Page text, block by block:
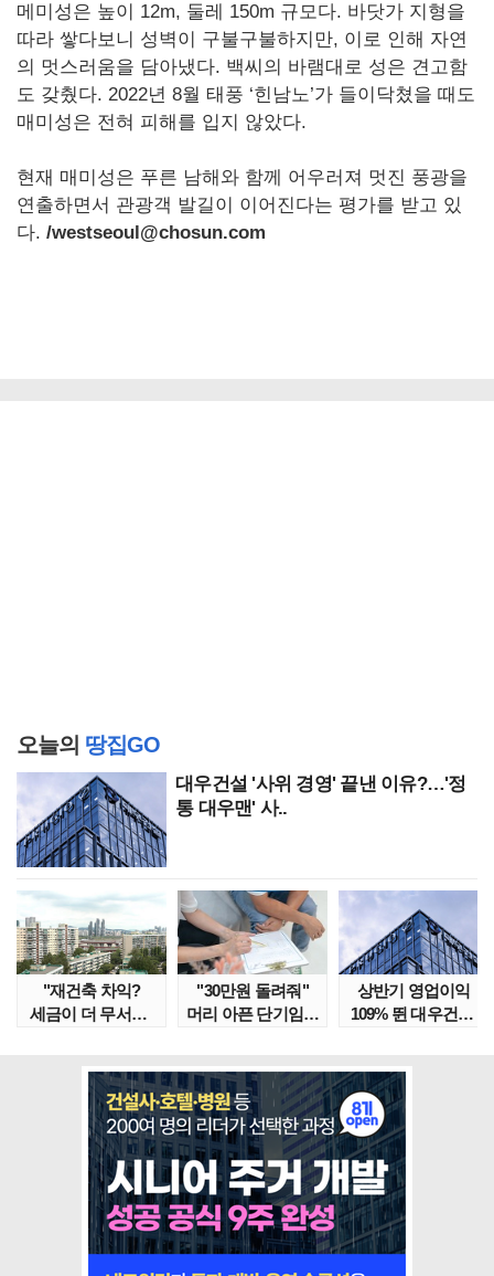
메미성은 높이 12m, 둘레 150m 규모다. 바닷가 지형을
따라 쌓다보니 성벽이 구불구불하지만, 이로 인해 자연
의 멋스러움을 담아냈다. 백씨의 바램대로 성은 견고함
도 갖췄다. 2022년 8월 태풍 ‘힌남노’가 들이닥쳤을 때도
매미성은 전혀 피해를 입지 않았다.
현재 매미성은 푸른 남해와 함께 어우러져 멋진 풍광을
연출하면서 관광객 발길이 이어진다는 평가를 받고 있
다. /westseoul@chosun.com
오늘의 땅집GO
대우건설 '사위 경영' 끝낸 이유?…'정
통 대우맨' 사..
"재건축 차익?
세금이 더 무서워"
"30만원 돌려줘"
머리 아픈 단기임대
상반기 영업이익
109% 뛴 대우건설,